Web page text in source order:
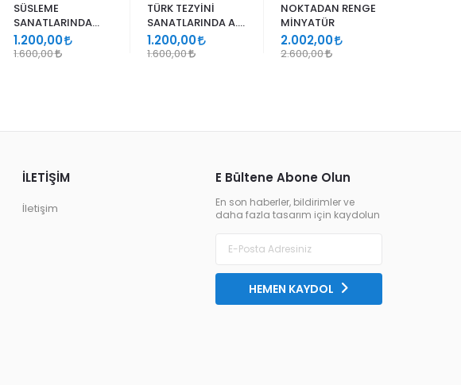
SÜSLEME
SANATLARINDA
GEÇMELER
1.200,00
1.600,00
TÜRK TEZYİNİ
SANATLARINDA A.
SÜHEYL ÜNVER VE
YENİ TERKİPLERİ
1.200,00
1.600,00
NOKTADAN RENGE
MİNYATÜR
2.002,00
2.600,00
E Bültene Abone Olun
En son haberler, bildirimler ve
daha fazla tasarım için kaydolun
HEMEN KAYDOL
İLETİŞİM
İletişim